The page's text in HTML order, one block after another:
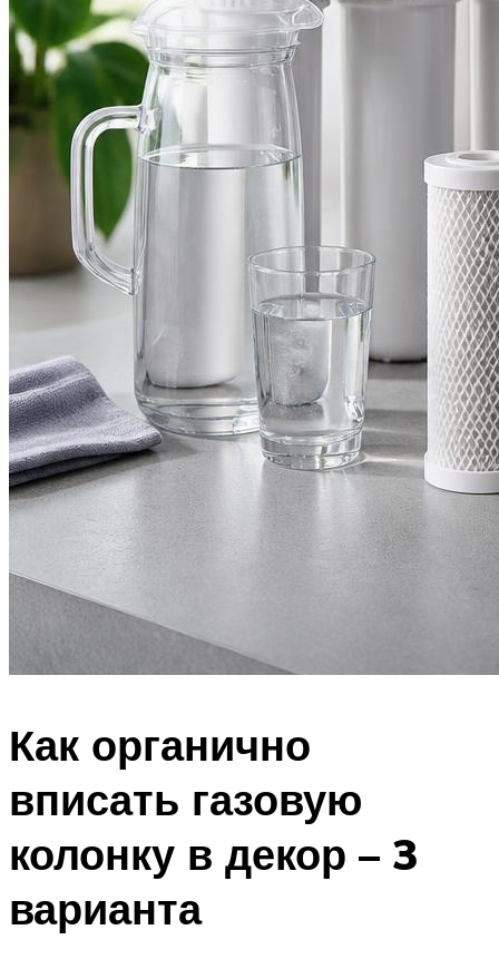
Как органично
вписать газовую
колонку в декор – 3
варианта